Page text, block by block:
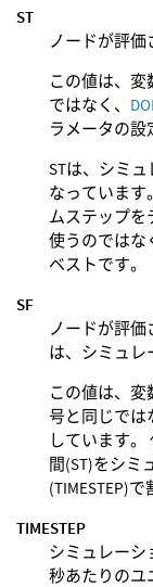
ST
ノードが評価
この値は、変
ではなく、
ラメータの設
STは、シミ
なっています
ムステップを
使うのではな
ベストです。
SF
ノードが評
は、シミュレ
この値は、変
号と同じでは
しています
間(ST)をシミ
(TIMESTEP)
TIMESTEP
シミュレーシ
秒あたりのユ